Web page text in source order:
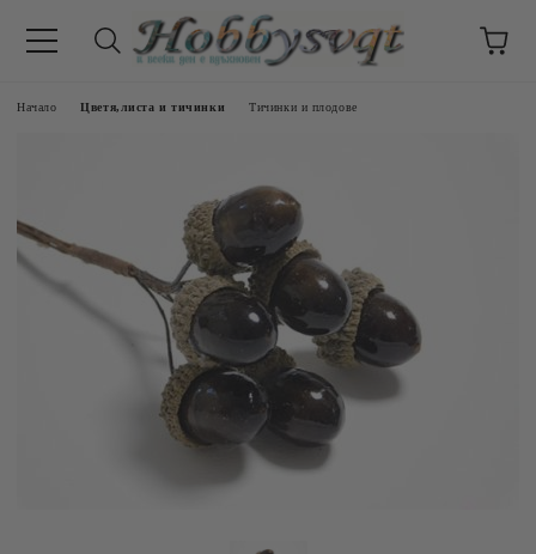
Начало Цветя,листа и тичинки Тичинки и плодове